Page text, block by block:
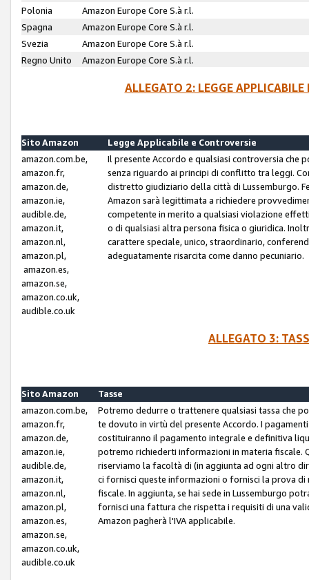
Polonia
Amazon Europe Core S.à r.l.
Spagna
Amazon Europe Core S.à r.l.
Svezia
Amazon Europe Core S.à r.l.
Regno Unito
Amazon Europe Core S.à r.l.
ALLEGATO 2: LEGGE
Sito Amazon
Legge Applicabile e Controversie
amazon.com.be,
amazon.fr,
amazon.de,
amazon.ie,
audible.de,
amazon.it,
amazon.nl,
amazon.pl,
amazon.es,
amazon.se,
amazon.co.uk,
audible.co.uk
Il presente Accordo e qualsiasi controversia che
senza riguardo ai principi di conflitto tra leggi.
distretto giudiziario della città di Lussemburgo.
Amazon sarà legittimata a richiedere
competente in merito a qualsiasi violazione
o di qualsiasi altra persona fisica o giuridica.
carattere speciale, unico, straordinario,
adeguatamente risarcita come danno pecuniario.
ALLEGATO 3:
Sito Amazon
Tasse
amazon.com.be,
amazon.fr,
amazon.de,
amazon.ie,
audible.de,
amazon.it,
amazon.nl,
amazon.pl,
amazon.es,
amazon.se,
amazon.co.uk,
audible.co.uk
Potremo dedurre o trattenere qualsiasi tassa che
te dovuto in virtù del presente Accordo. I
costituiranno il pagamento integrale e definitiva
potremo richiederti informazioni in materia fiscale.
riserviamo la facoltà di (in aggiunta ad ogni altro
ci fornisci queste informazioni o fornisci la prova
fiscale. In aggiunta, se hai sede in Lussemburgo
fornisci una fattura che rispetta i requisiti di una
Amazon pagherà l'IVA applicabile.